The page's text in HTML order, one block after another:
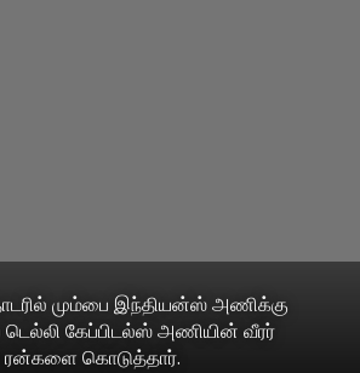
மும்பை இந்தியன்ஸ் அணிக்கு
கேப்பிடல்ஸ் அணியின் வீரர்
ரன்களை கொடுத்தார்.